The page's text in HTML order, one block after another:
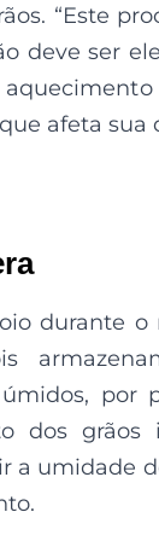
“Este
deve ser
afeta sua
durante o
por
dos grãos
a umidade